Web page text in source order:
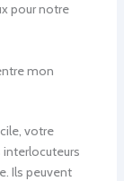
pour notre
mon
votre
Ils peuvent